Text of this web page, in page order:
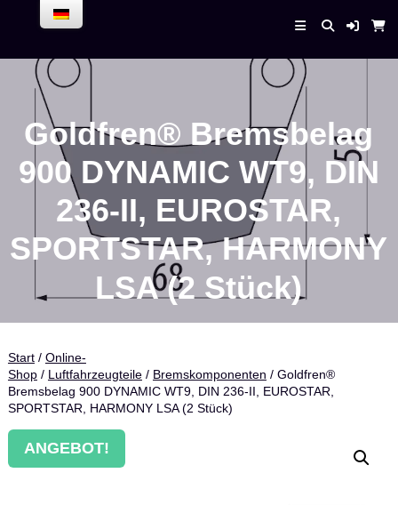
AirPlaneService
Goldfren® Bremsbelag
900 DYNAMIC WT9, DIN
236-II, EUROSTAR,
SPORTSTAR, HARMONY
LSA (2 Stück)
Start/ Online-
Shop/ Luftfahrzeugteile/ Bremskomponenten / Goldfren®
Bremsbelag 900 DYNAMIC WT9, DIN 236-II, EUROSTAR,
SPORTSTAR, HARMONY LSA (2 Stück)
ANGEBOT!